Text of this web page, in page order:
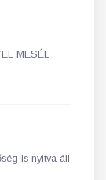
MESÉL
is nyitva áll